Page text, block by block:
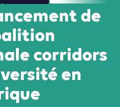
de
corridors
en